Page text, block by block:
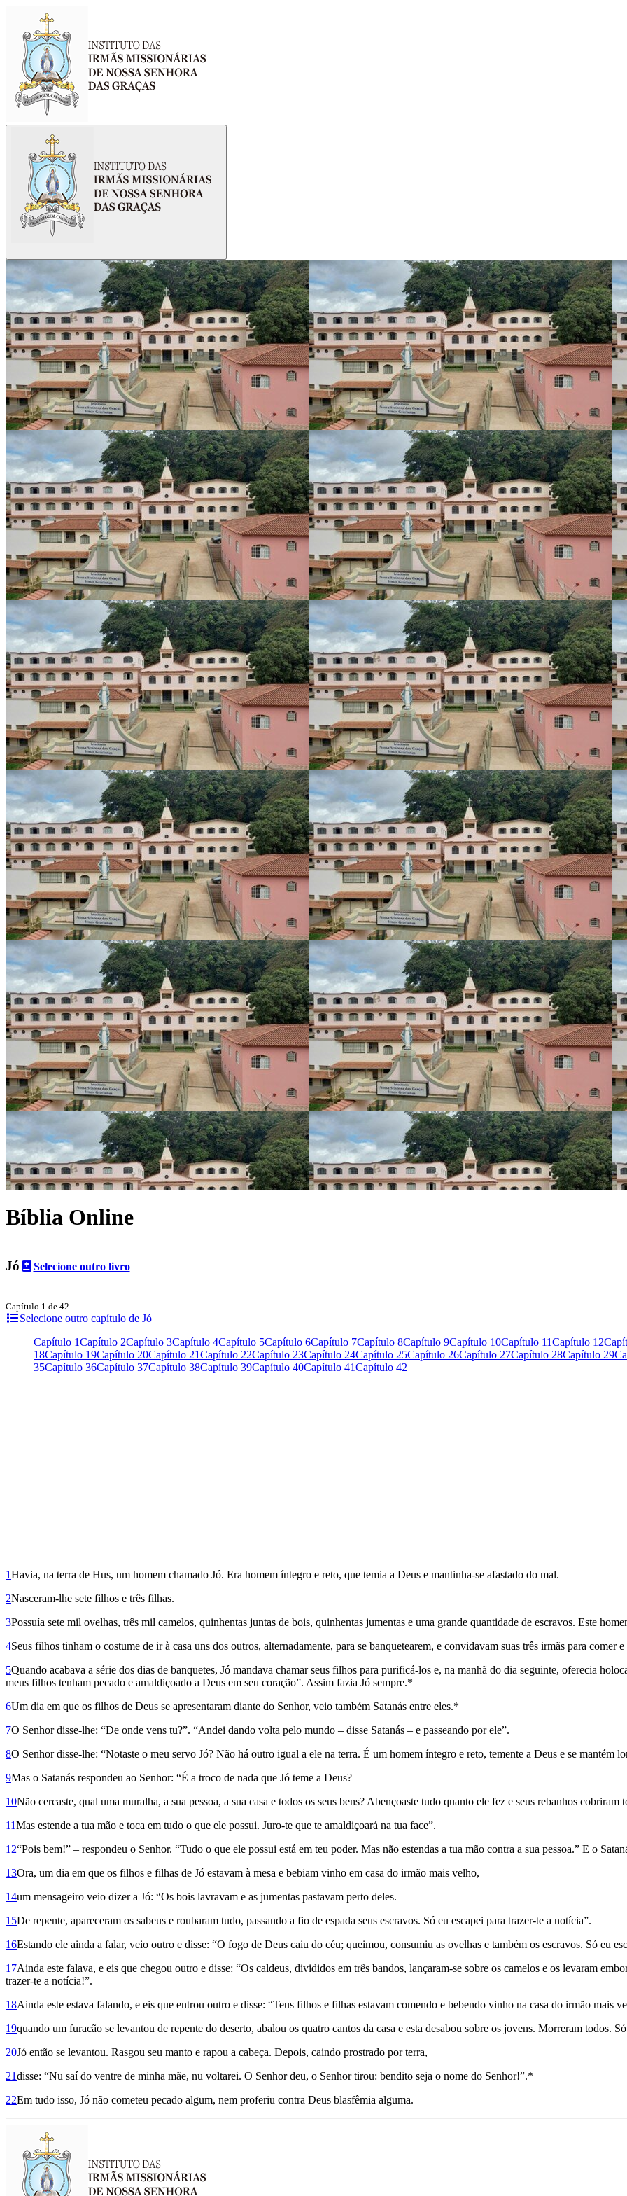
Bíblia Online
Jó Selecione outro livro
Capítulo 1 de 42
Selecione outro capítulo de Jó
Capítulo 1Capítulo 2Capítulo 3Capítulo 4Capítulo 5Capítulo 6Capítulo 7Capítulo 8Capítulo 9Capítulo 10Capítulo 11Capítulo 12
18Capítulo 19Capítulo 20Capítulo 21Capítulo 22Capítulo 23Capítulo 24Capítulo 25Capítulo 26Capítulo 27Capítulo 28Capítulo 29
35Capítulo 36Capítulo 37Capítulo 38Capítulo 39Capítulo 40Capítulo 41Capítulo 42
1Havia, na terra de Hus, um homem chamado Jó. Era homem íntegro e reto, que temia a Deus e mantinha-se afastado do mal.
2Nasceram-lhe sete filhos e três filhas.
3Possuía sete mil ovelhas, três mil camelos, quinhentas juntas de bois, quinhentas jumentas e uma grande quantidade de escravos. Este
4Seus filhos tinham o costume de ir à casa uns dos outros, alternadamente, para se banquetearem, e convidavam suas três irmãs para comer
5Quando acabava a série dos dias de banquetes, Jó mandava chamar seus filhos para purificá-los e, na manhã do dia seguinte, oferecia
meus filhos tenham pecado e amaldiçoado a Deus em seu coração”. Assim fazia Jó sempre.*
6Um dia em que os filhos de Deus se apresentaram diante do Senhor, veio também Satanás entre eles.*
7O Senhor disse-lhe: “De onde vens tu?”. “Andei dando volta pelo mundo – disse Satanás – e passeando por ele”.
8O Senhor disse-lhe: “Notaste o meu servo Jó? Não há outro igual a ele na terra. É um homem íntegro e reto, temente a Deus e se mantém
9Mas o Satanás respondeu ao Senhor: “É a troco de nada que Jó teme a Deus?
10Não cercaste, qual uma muralha, a sua pessoa, a sua casa e todos os seus bens? Abençoaste tudo quanto ele fez e seus rebanhos cobriram
11Mas estende a tua mão e toca em tudo o que ele possui. Juro-te que te amaldiçoará na tua face”.
12“Pois bem!” – respondeu o Senhor. “Tudo o que ele possui está em teu poder. Mas não estendas a tua mão contra a sua pessoa.” E o
13Ora, um dia em que os filhos e filhas de Jó estavam à mesa e bebiam vinho em casa do irmão mais velho,
14um mensageiro veio dizer a Jó: “Os bois lavravam e as jumentas pastavam perto deles.
15De repente, apareceram os sabeus e roubaram tudo, passando a fio de espada seus escravos. Só eu escapei para trazer-te a notícia”.
16Estando ele ainda a falar, veio outro e disse: “O fogo de Deus caiu do céu; queimou, consumiu as ovelhas e também os escravos. Só eu
17Ainda este falava, e eis que chegou outro e disse: “Os caldeus, divididos em três bandos, lançaram-se sobre os camelos e os levaram
trazer-te a notícia!”.
18Ainda este estava falando, e eis que entrou outro e disse: “Teus filhos e filhas estavam comendo e bebendo vinho na casa do irmão mais
19quando um furacão se levantou de repente do deserto, abalou os quatro cantos da casa e esta desabou sobre os jovens. Morreram todos.
20Jó então se levantou. Rasgou seu manto e rapou a cabeça. Depois, caindo prostrado por terra,
21disse: “Nu saí do ventre de minha mãe, nu voltarei. O Senhor deu, o Senhor tirou: bendito seja o nome do Senhor!”.*
22Em tudo isso, Jó não cometeu pecado algum, nem proferiu contra Deus blasfêmia alguma.